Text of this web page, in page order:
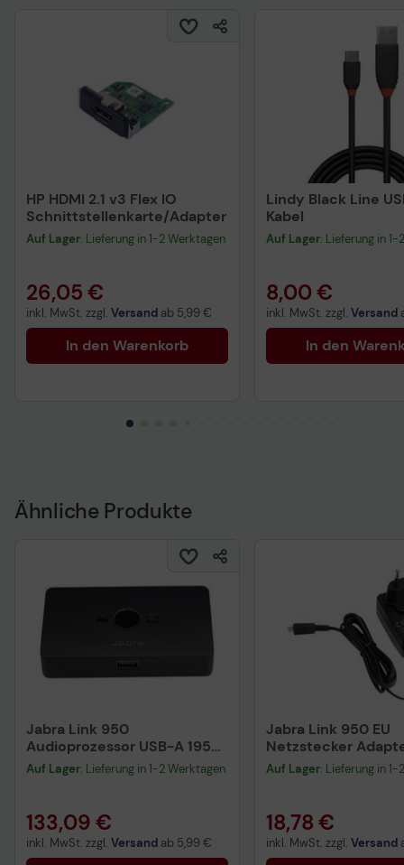
HP HDMI 2.1 v3 Flex IO
Schnittstellenkarte/Adapter
Auf Lager: Lieferung in 1-2 Werktagen
26,05 €
inkl. MwSt. zzgl. Versand ab 5,99 €
In den Warenkorb
Lindy Black Line
Kabel
Auf Lager: Lieferung in
8,00 €
inkl. MwSt. zzgl. Versand
In den
Ähnliche Produkte
Jabra Link 950
Audioprozessor USB-A 1950-
79
Auf Lager: Lieferung in 1-2 Werktagen
133,09 €
inkl. MwSt. zzgl. Versand ab 5,99 €
Jabra Link 950 EU
Netzstecker
inkludiert
Auf Lager: Lieferung in
18,78 €
inkl. MwSt. zzgl. Versand